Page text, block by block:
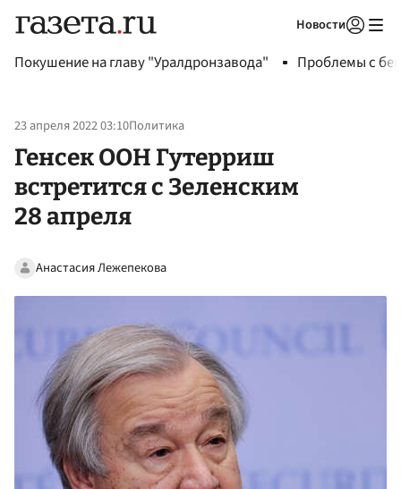
Новости
Покушение на главу "Уралдронзавода" Проблемы с
23 апреля 2022 03:10Политика
Генсек ООН Гутерриш
встретится с Зеленским
28 апреля
Анастасия Лежепекова